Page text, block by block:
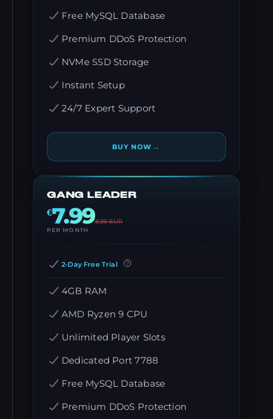
Free MySQL Database
Premium DDoS Protection
NVMe SSD Storage
Instant Setup
24/7 Expert Support
BUY NOW →
GANG LEADER
€7.998.99EUR
PER MONTH
2-Day Free Trial
4GB RAM
AMD Ryzen 9 CPU
Unlimited Player Slots
Dedicated Port 7788
Free MySQL Database
Premium DDoS Protection